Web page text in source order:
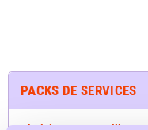
PACKS DE SERVICES